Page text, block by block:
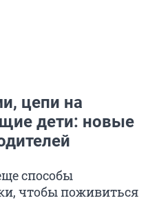
цепи на
дети: новые
способы
чтобы поживиться